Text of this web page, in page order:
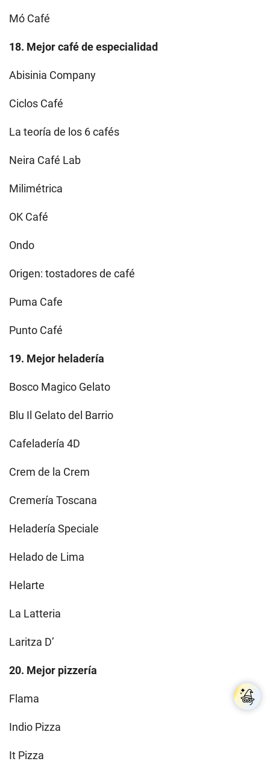
Mó Café
18. Mejor café de especialidad
Abisinia Company
Ciclos Café
La teoría de los 6 cafés
Neira Café Lab
Milimétrica
OK Café
Ondo
Origen: tostadores de café
Puma Cafe
Punto Café
19. Mejor heladería
Bosco Magico Gelato
Blu Il Gelato del Barrio
Cafeladería 4D
Crem de la Crem
Cremería Toscana
Heladería Speciale
Helado de Lima
Helarte
La Latteria
Laritza D’
20. Mejor pizzería
Flama
Indio Pizza
It Pizza